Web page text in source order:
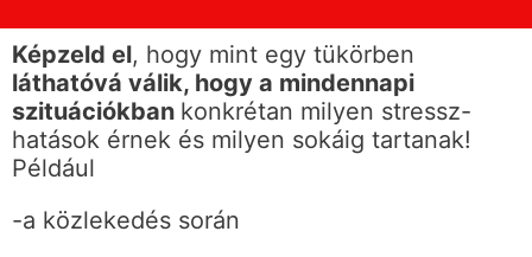
Képzeld el, hogy mint egy tükörben
láthatóvá válik, hogy a mindennapi
szituációkban konkrétan milyen stressz-
hatások érnek és milyen sokáig tartanak!
Például
-a közlekedés során